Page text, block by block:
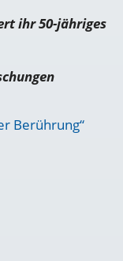
ihr 50-jähriges
Berührung“